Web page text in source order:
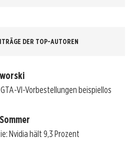
DER TOP-AUTOREN
VI-Vorbestellungen beispiellos
Nvidia hält 9,3 Prozent